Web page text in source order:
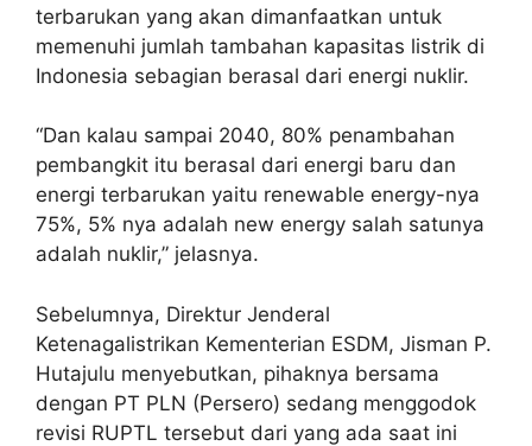
terbarukan yang akan dimanfaatkan untuk
memenuhi jumlah tambahan kapasitas listrik di
Indonesia sebagian berasal dari energi nuklir.
“Dan kalau sampai 2040, 80% penambahan
pembangkit itu berasal dari energi baru dan
energi terbarukan yaitu renewable energy-nya
75%, 5% nya adalah new energy salah satunya
adalah nuklir,” jelasnya.
Sebelumnya, Direktur Jenderal
Ketenagalistrikan Kementerian ESDM, Jisman P.
Hutajulu menyebutkan, pihaknya bersama
dengan PT PLN (Persero) sedang menggodok
revisi RUPTL tersebut dari yang ada saat ini